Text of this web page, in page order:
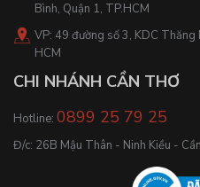
Bình, Quận 1, TP.HCM
VP: 49 đường số 3, KDC
HCM
CHI NHÁNH CẦN THƠ
Hotline: 0899 25 79 25
Đ/c: 26B Mậu Thân - Ninh Kiều -